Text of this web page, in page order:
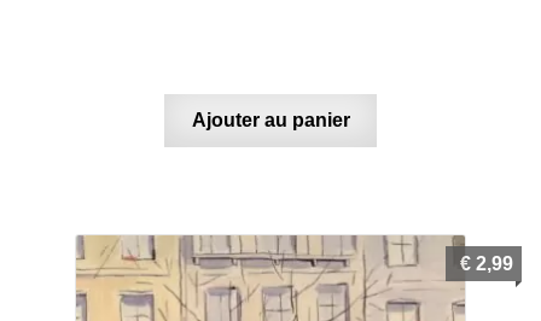
Ajouter au panier
€ 2,99